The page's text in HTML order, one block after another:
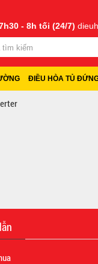
- 8h tối (24/7)
ĐIỀU HÒA TỦ